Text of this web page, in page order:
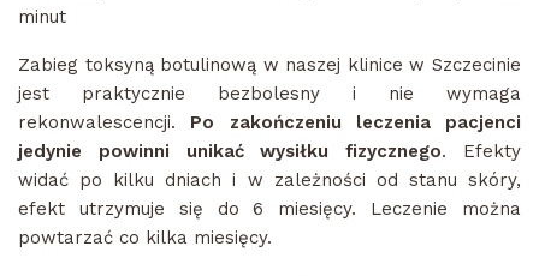
minut
Zabieg toksyną botulinową w naszej klinice w Szczecinie
jest praktycznie bezbolesny i nie wymaga
rekonwalescencji. Po zakończeniu leczenia pacjenci
jedynie powinni unikać wysiłku fizycznego. Efekty
widać po kilku dniach i w zależności od stanu skóry,
efekt utrzymuje się do 6 miesięcy. Leczenie można
powtarzać co kilka miesięcy.